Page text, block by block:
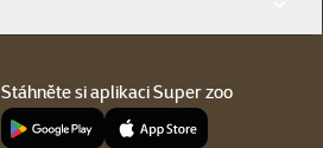
Stáhněte si aplikaci Super zoo